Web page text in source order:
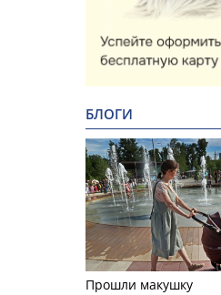
БЛОГИ
Прошли макушку